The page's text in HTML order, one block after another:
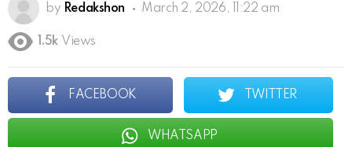
by Redakshon March 2, 2026, 11:22 am
1.5k Views
FACEBOOK TWITTER
WHATSAPP